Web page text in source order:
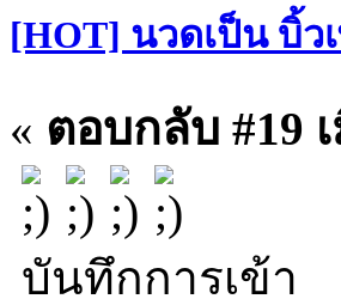
[HOT] นวดเป็น บิ้ว
« ตอบกลับ #19
บันทึกการเข้า